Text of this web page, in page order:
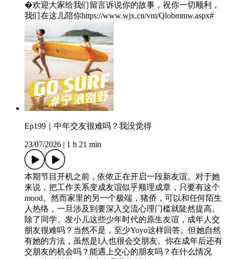
�️欢迎大家给我们留言诉说你的故事，祝你一切顺利，
我们在这儿陪你https://www.wjx.cn/vm/Qlobmmw.aspx#
Ep199｜中年交友很难吗？我没觉得
23/07/2026 1 h 21 min
本期节目开机之前，依侬正在开启一段新友谊。对于她
来说，把工作关系变成友谊似乎顺理成章，只要有这个
mood。然而家里的另一个极端，猪侨，可以和任何陌生
人热络，一旦涉及到要深入交流心理门槛就陡然提高。
除了同学、发小儿这些少年时代的原生友谊，成年人交
朋友很难吗？当然不是，至少Yoyo这样回答。但她自然
有她的方法，虽然是I人也很会交朋友。你在成年后还有
交朋友的机会吗？能遇上交心的朋友吗？在什么情况